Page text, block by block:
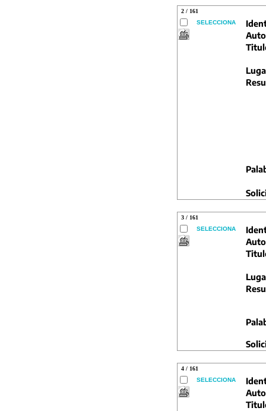
2 / 161
SELECCIONA
3 / 161
SELECCIONA
4 / 161
SELECCIONA